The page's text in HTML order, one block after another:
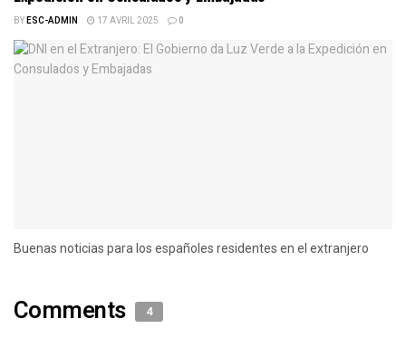
BYESC-ADMIN 17 AVRIL 2025 0
Buenas noticias para los españoles residentes en el extranjero
Comments 4